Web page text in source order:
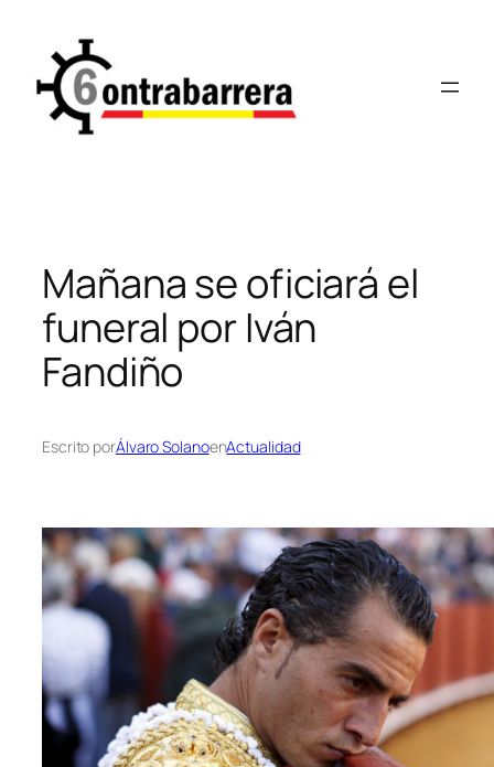
contenido
Mañana se oficiará el
funeral por Iván
Fandiño
Escrito porÁlvaro SolanoenActualidad